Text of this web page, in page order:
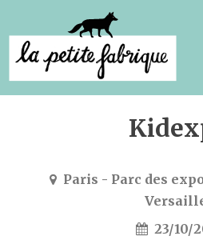
Paris - Parc des
23/10/